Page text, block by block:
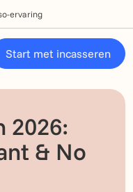
ervaring
Start met incasseren
2026:
& No